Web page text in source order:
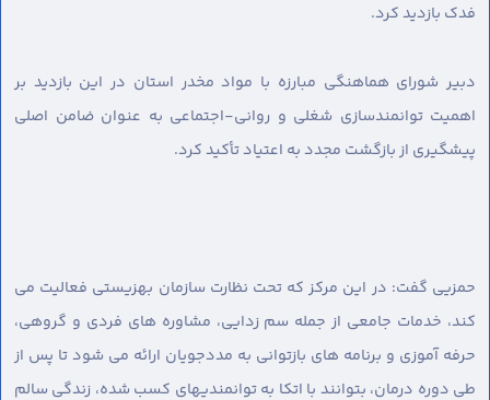
فدک بازدید کرد.
دبیر شورای هماهنگی مبارزه با مواد مخدر استان در این بازدید بر
اهمیت توانمندسازی شغلی و روانی-اجتماعی به عنوان ضامن اصلی
پیشگیری از بازگشت مجدد به اعتیاد تأکید کرد.
حمزیی گفت: در این مرکز که تحت نظارت سازمان بهزیستی فعالیت می
کند، خدمات جامعی از جمله سم زدایی، مشاوره های فردی و گروهی،
حرفه آموزی و برنامه های بازتوانی به مددجویان ارائه می شود تا پس از
طی دوره درمان، بتوانند با اتکا به توانمندیهای کسب شده، زندگی سالم